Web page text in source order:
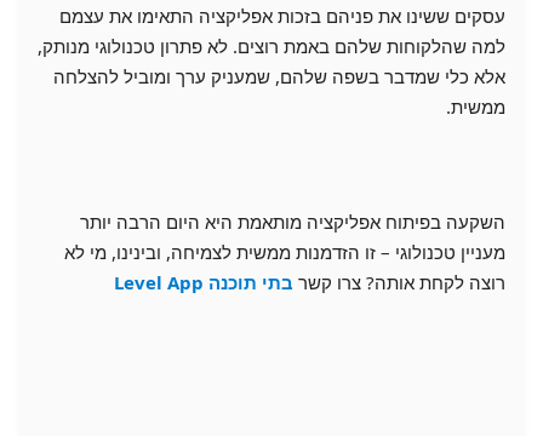
עסקים ששינו את פניהם בזכות אפליקציה התאימו את עצמם
למה שהלקוחות שלהם באמת רוצים. לא פתרון טכנולוגי מנותק,
אלא כלי שמדבר בשפה שלהם, שמעניק ערך ומוביל להצלחה
ממשית.
השקעה בפיתוח אפליקציה מותאמת היא היום הרבה יותר
מעניין טכנולוגי – זו הזדמנות ממשית לצמיחה, ובינינו, מי לא
רוצה לקחת אותה? צרו קשר בתי תוכנה Level App